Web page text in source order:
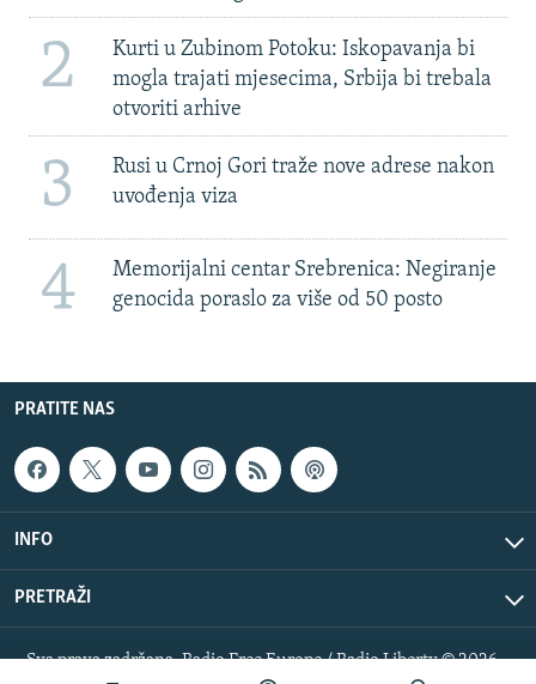
2
Kurti u Zubinom Potoku: Iskopavanja bi
mogla trajati mjesecima, Srbija bi trebala
otvoriti arhive
3
Rusi u Crnoj Gori traže nove adrese nakon
uvođenja viza
4
Memorijalni centar Srebrenica: Negiranje
genocida poraslo za više od 50 posto
PRATITE NAS
INFO
PRETRAŽI
Sva prava zadržana. Radio Free Europe / Radio Liberty © 2026